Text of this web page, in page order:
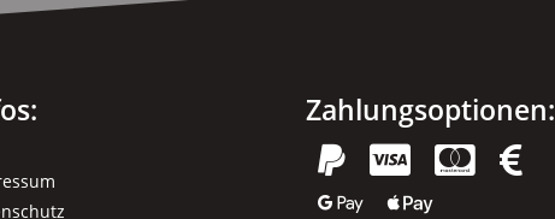
Zahlungsoptionen:
  


